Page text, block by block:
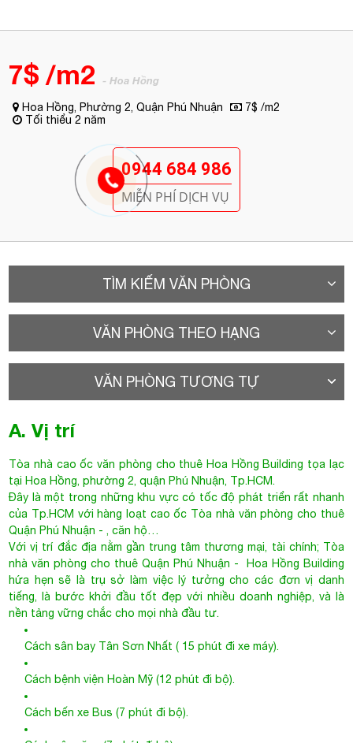
7$ /m2 - Hoa Hồng
Hoa Hồng, Phường 2, Quận Phú Nhuận
7$ /m2
Tối thiểu 2 năm
0944 684 986
MIỄN PHÍ DỊCH VỤ
TÌM KIẾM VĂN PHÒNG
VĂN PHÒNG THEO HẠNG
VĂN PHÒNG TƯƠNG TỰ
A. Vị trí
Tòa nhà cao ốc văn phòng cho thuê Hoa Hồng Building tọa lạc
tại Hoa Hồng, phường 2, quận Phú Nhuận, Tp.HCM.
Đây là một trong những khu vực có tốc độ phát triển rất nhanh
của Tp.HCM với hàng loạt cao ốc Tòa nhà văn phòng cho thuê
Quận Phú Nhuận - , căn hộ…
Với vị trí đắc địa nằm gần trung tâm thương mại, tài chính; Tòa
nhà văn phòng cho thuê Quận Phú Nhuận - Hoa Hồng Building
hứa hẹn sẽ là trụ sở làm việc lý tưởng cho các đơn vị danh
tiếng, là bước khởi đầu tốt đẹp với nhiều doanh nghiệp, và là
nền tảng vững chắc cho mọi nhà đầu tư.
Cách sân bay Tân Sơn Nhất ( 15 phút đi xe máy).
Cách bệnh viện Hoàn Mỹ (12 phút đi bộ).
Cách bến xe Bus (7 phút đi bộ).